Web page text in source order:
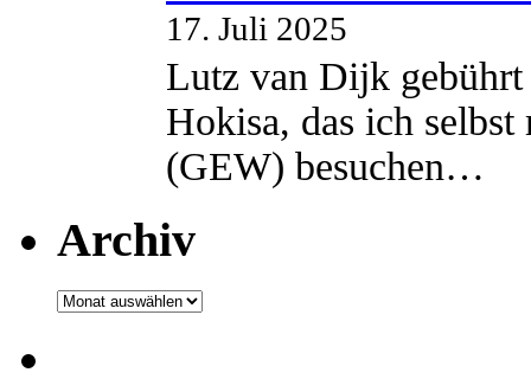
17. Juli 2025
Lutz van Dijk
Hokisa, das ich
(GEW) besuchen…
Archiv
Archiv